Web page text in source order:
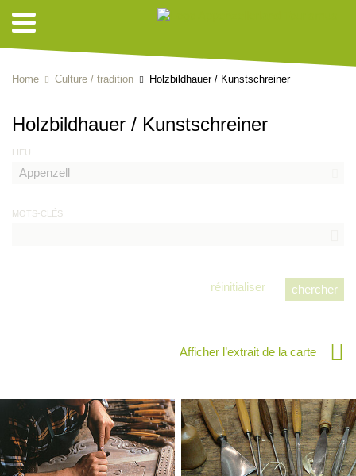
Home Culture / tradition Holzbildhauer / Kunstschreiner
Holzbildhauer / Kunstschreiner
LIEU
MOTS-CLÉS
réinitialiser
Afficher l’extrait de la carte